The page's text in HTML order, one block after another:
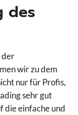
des
der
wir zu dem
nur für Profis,
sehr gut
die einfache und